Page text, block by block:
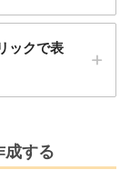
ックで表
する